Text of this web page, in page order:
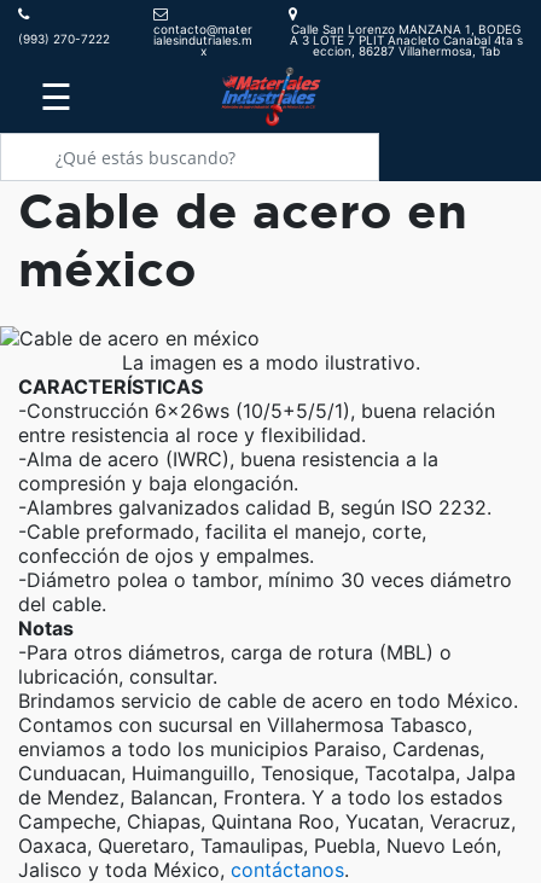
(993) 270-7222
contacto@mater
ialesindutriales.m
x
Calle San Lorenzo MANZANA 1, BODEG
A 3 LOTE 7 PLIT Anacleto Canabal 4ta s
eccion, 86287 Villahermosa, Tab
☰
Cable de acero en
méxico
La imagen es a modo ilustrativo.
CARACTERÍSTICAS
-Construcción 6x26ws (10/5+5/5/1), buena relación
entre resistencia al roce y flexibilidad.
-Alma de acero (IWRC), buena resistencia a la
compresión y baja elongación.
-Alambres galvanizados calidad B, según ISO 2232.
-Cable preformado, facilita el manejo, corte,
confección de ojos y empalmes.
-Diámetro polea o tambor, mínimo 30 veces diámetro
del cable.
Notas
-Para otros diámetros, carga de rotura (MBL) o
lubricación, consultar.
Brindamos servicio de cable de acero en todo México.
Contamos con sucursal en Villahermosa Tabasco,
enviamos a todo los municipios Paraiso, Cardenas,
Cunduacan, Huimanguillo, Tenosique, Tacotalpa, Jalpa
de Mendez, Balancan, Frontera. Y a todo los estados
Campeche, Chiapas, Quintana Roo, Yucatan, Veracruz,
Oaxaca, Queretaro, Tamaulipas, Puebla, Nuevo León,
Jalisco y toda México, contáctanos.